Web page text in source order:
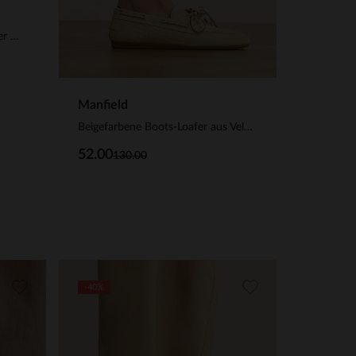
Beigefarbene Veloursleder-Loafer mit Nieten
Manfield
Beigefarbene Boots-Loafer aus Veloursleder
130.00
52.00